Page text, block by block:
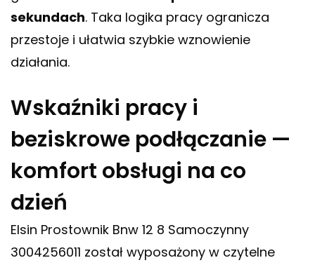
sekundach. Taka logika pracy ogranicza
przestoje i ułatwia szybkie wznowienie
działania.
Wskaźniki pracy i
beziskrowe podłączanie —
komfort obsługi na co
dzień
Elsin Prostownik Bnw 12 8 Samoczynny
3004256011 został wyposażony w czytelne